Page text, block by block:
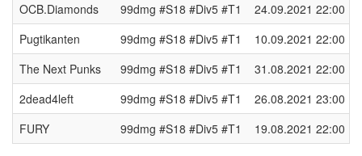
OCB.Diamonds
99dmg #S18 #Div5 #T1 24.09.2021 22:00
Pugtikanten
99dmg #S18 #Div5 #T1 10.09.2021 22:00
The Next Punks
99dmg #S18 #Div5 #T1 31.08.2021 22:00
2dead4left
99dmg #S18 #Div5 #T1 26.08.2021 23:00
FURY
99dmg #S18 #Div5 #T1 19.08.2021 22:00